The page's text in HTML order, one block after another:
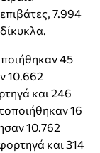
7.994
45
10.662
και 246
16
10.762
και 314